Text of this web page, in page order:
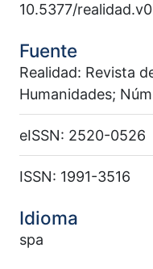
10.5377/
Fuente
Realidad: Revista
Humanidades;
eISSN: 2520-0526
ISSN: 1991-3516
Idioma
spa